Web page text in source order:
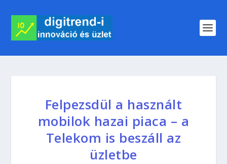
Felpezsdül a használt
mobilok hazai piaca – a
Telekom is beszáll az
üzletbe